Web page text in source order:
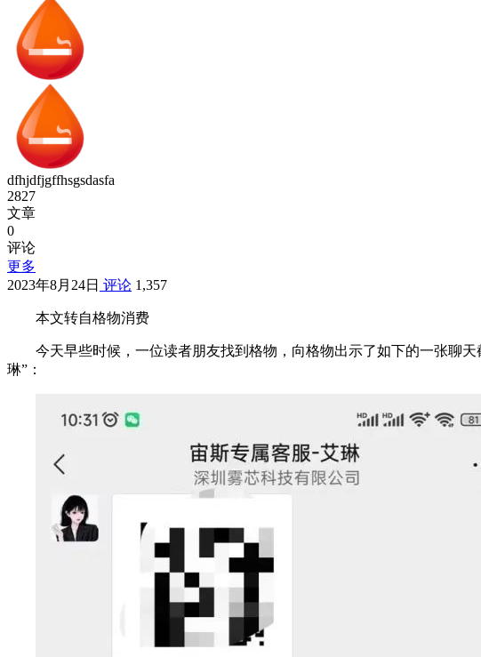
dfhjdfjgffhsgsdasfa
2827
文章
0
评论
更多
2023年8月24日 评论 1,357
本文转自格物消费
今天早些时候，一位读者朋友找到格物，向格物出示了如下的一张聊
琳”：